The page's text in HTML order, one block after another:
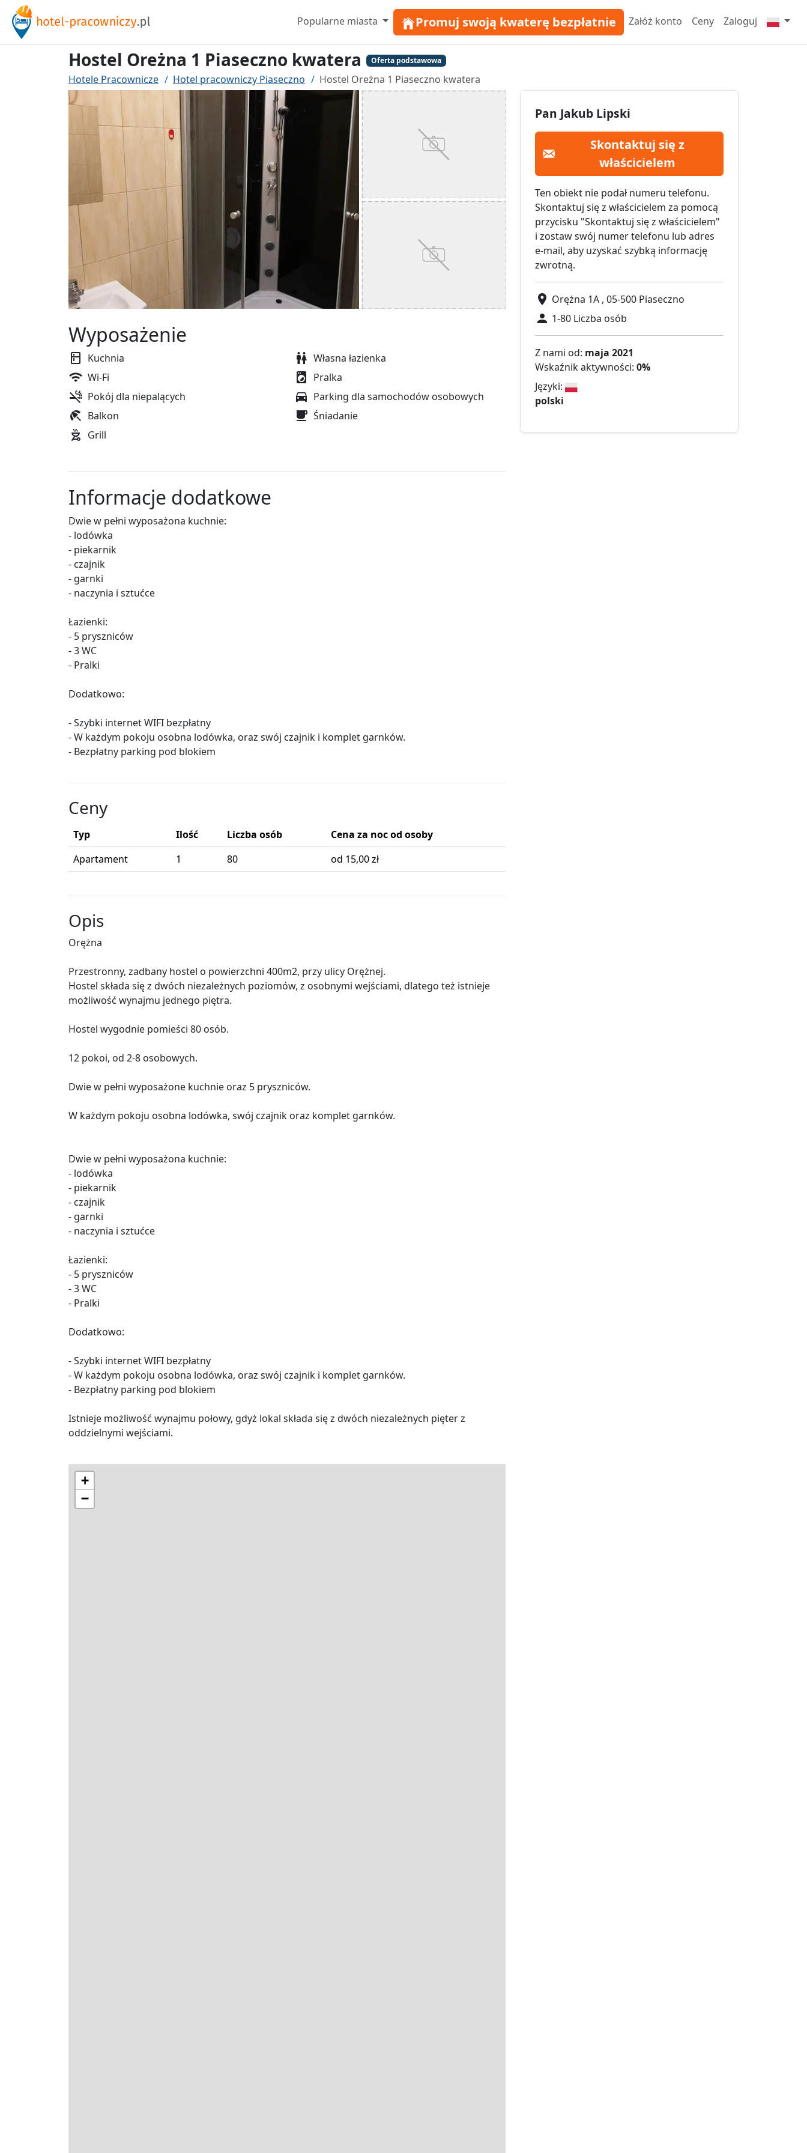
Popularne miasta Promuj swoją kwaterę bezpłatnie Załóż konto Ceny Zaloguj
Hostel Oreżna 1 Piaseczno kwatera Oferta podstawowa
Hotele Pracownicze Hotel pracowniczy Piaseczno Hostel Oreżna 1 Piaseczno kwatera
Pan Jakub Lipski
Skontaktuj się z
właścicielem
Ten obiekt nie podał numeru telefonu.
Skontaktuj się z właścicielem za pomocą
przycisku "Skontaktuj się z właścicielem"
i zostaw swój numer telefonu lub adres
e-mail, aby uzyskać szybką informację
zwrotną.
Orężna 1A , 05-500 Piaseczno
1-80 Liczba osób
Z nami od: maja 2021
Wskaźnik aktywności: 0%
Języki:
polski
Wyposażenie
Kuchnia
Własna łazienka
Wi-Fi
Pralka
Pokój dla niepalących
Parking dla samochodów osobowych
Balkon
Śniadanie
Grill
Informacje dodatkowe
Dwie w pełni wyposażona kuchnie:
- lodówka
- piekarnik
- czajnik
- garnki
- naczynia i sztućce
Łazienki:
- 5 pryszniców
- 3 WC
- Pralki
Dodatkowo:
- Szybki internet WIFI bezpłatny
- W każdym pokoju osobna lodówka, oraz swój czajnik i komplet garnków.
- Bezpłatny parking pod blokiem
Ceny
Typ Ilość Liczba osób
Cena za noc od osoby
Apartament
1 80 od 15,00 zł
Opis
Orężna
Przestronny, zadbany hostel o powierzchni 400m2, przy ulicy Orężnej.
Hostel składa się z dwóch niezależnych poziomów, z osobnymi wejściami, dlatego też istnieje
możliwość wynajmu jednego piętra.
Hostel wygodnie pomieści 80 osób.
12 pokoi, od 2-8 osobowych.
Dwie w pełni wyposażone kuchnie oraz 5 pryszniców.
W każdym pokoju osobna lodówka, swój czajnik oraz komplet garnków.
Dwie w pełni wyposażona kuchnie:
- lodówka
- piekarnik
- czajnik
- garnki
- naczynia i sztućce
Łazienki:
- 5 pryszniców
- 3 WC
- Pralki
Dodatkowo:
- Szybki internet WIFI bezpłatny
- W każdym pokoju osobna lodówka, oraz swój czajnik i komplet garnków.
- Bezpłatny parking pod blokiem
Istnieje możliwość wynajmu połowy, gdyż lokal składa się z dwóch niezależnych pięter z
oddzielnymi wejściami.
+
−